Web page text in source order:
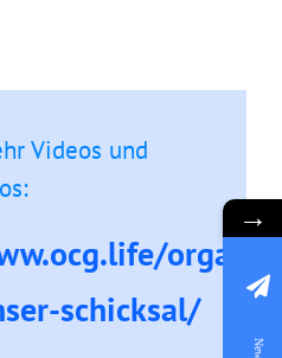
Videos und
schicksal/
→